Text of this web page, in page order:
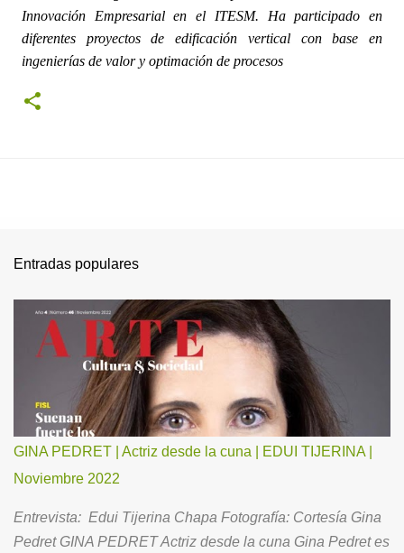
Innovación Empresarial en el ITESM. Ha participado en
diferentes proyectos de edificación vertical con base en
ingenierías de valor y optimación de procesos
Entradas populares
GINA PEDRET | Actriz desde la cuna | EDUI TIJERINA |
Noviembre 2022
Entrevista: Edui Tijerina Chapa Fotografía: Cortesía Gina
Pedret GINA PEDRET Actriz desde la cuna Gina Pedret es